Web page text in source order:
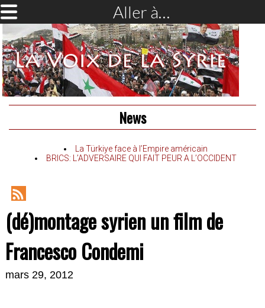
Aller à…
News
La Türkiye face à l’Empire américain
BRICS: L’ADVERSAIRE QUI FAIT PEUR A L’OCCIDENT
RSS
Feed
(dé)montage syrien un film de
Francesco Condemi
mars 29, 2012